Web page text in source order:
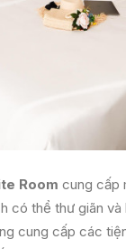
Room cung cấp
có thể thư giãn
cung cấp các